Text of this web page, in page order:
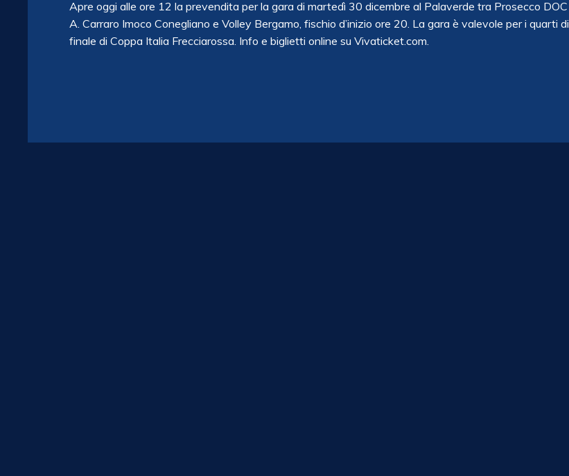
Apre oggi alle ore 12 la prevendita per la gara di martedì 30 dicembre al Palaverde tra Prosecco DOC
A. Carraro Imoco Conegliano e Volley Bergamo, fischio d’inizio ore 20. La gara è valevole per i quarti di
finale di Coppa Italia Frecciarossa. Info e biglietti online su Vivaticket.com.